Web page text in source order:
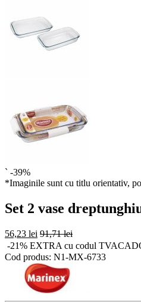
` -39%
*Imaginile sunt cu titlu orientativ,
Set 2 vase
56,23 lei 91,71 lei
-21% EXTRA cu codul
Cod produs: N1-MX-6733